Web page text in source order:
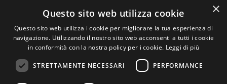
×
Questo sito web utilizza cookie
Questo sito web utilizza i cookie per migliorare la tua esperienza di
navigazione. Utilizzando il nostro sito web acconsenti a tutti i cookie
in conformità con la nostra policy per i cookie. Leggi di più
STRETTAMENTE NECESSARI PERFORMANCE